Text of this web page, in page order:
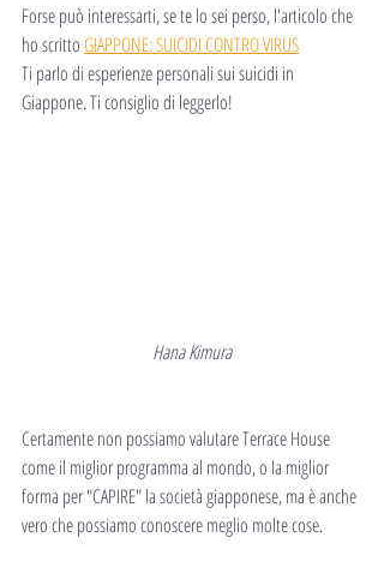
Forse può interessarti, se te lo sei perso, l'articolo che
ho scritto GIAPPONE: SUICIDI CONTRO VIRUS
Ti parlo di esperienze personali sui suicidi in
Giappone. Ti consiglio di leggerlo!
Hana Kimura
Certamente non possiamo valutare Terrace House
come il miglior programma al mondo, o la miglior
forma per "CAPIRE" la società giapponese, ma è anche
vero che possiamo conoscere meglio molte cose.